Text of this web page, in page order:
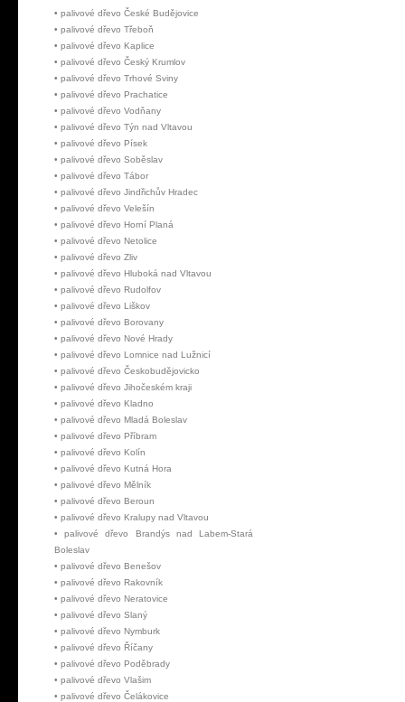
• palivové dřevo České Budějovice
• palivové dřevo Třeboň
• palivové dřevo Kaplice
• palivové dřevo Český Krumlov
• palivové dřevo Trhové Sviny
• palivové dřevo Prachatice
• palivové dřevo Vodňany
• palivové dřevo Týn nad Vltavou
• palivové dřevo Písek
• palivové dřevo Soběslav
• palivové dřevo Tábor
• palivové dřevo Jindřichův Hradec
• palivové dřevo Velešín
• palivové dřevo Horní Planá
• palivové dřevo Netolice
• palivové dřevo Zliv
• palivové dřevo Hluboká nad Vltavou
• palivové dřevo Rudolfov
• palivové dřevo Liškov
• palivové dřevo Borovany
• palivové dřevo Nové Hrady
• palivové dřevo Lomnice nad Lužnicí
• palivové dřevo Českobudějovicko
• palivové dřevo Jihočeském kraji
• palivové dřevo Kladno
• palivové dřevo Mladá Boleslav
• palivové dřevo Příbram
• palivové dřevo Kolín
• palivové dřevo Kutná Hora
• palivové dřevo Mělník
• palivové dřevo Beroun
• palivové dřevo Kralupy nad Vltavou
•palivové dřevo Brandýs nad Labem-Stará
Boleslav
• palivové dřevo Benešov
• palivové dřevo Rakovník
• palivové dřevo Neratovice
• palivové dřevo Slaný
• palivové dřevo Nymburk
• palivové dřevo Říčany
• palivové dřevo Poděbrady
• palivové dřevo Vlašim
• palivové dřevo Čelákovice